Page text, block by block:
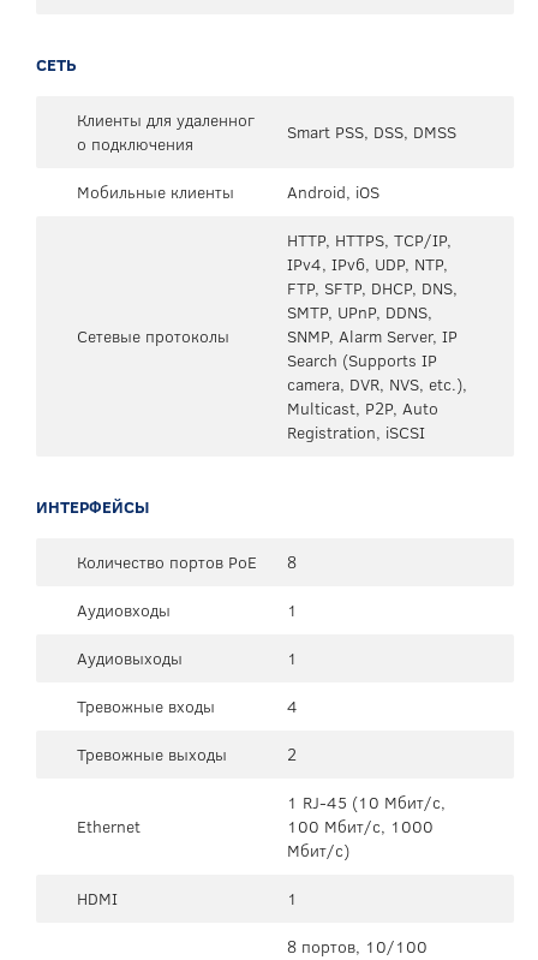
СЕТЬ
Клиенты для удаленног
о подключения
Smart PSS, DSS, DMSS
Мобильные клиенты Android, iOS
Сетевые протоколы
HTTP, HTTPS, TCP/IP,
IPv4, IPv6, UDP, NTP,
FTP, SFTP, DHCP, DNS,
SMTP, UPnP, DDNS,
SNMP, Alarm Server, IP
Search (Supports IP
camera, DVR, NVS, etc.),
Multicast, P2P, Auto
Registration, iSCSI
ИНТЕРФЕЙСЫ
Количество портов PoE
8
Аудиовходы
1
Аудиовыходы
1
Тревожные входы
4
Тревожные выходы
2
Ethernet
1 RJ-45 (10 Мбит/с,
100 Мбит/с, 1000
Мбит/с)
HDMI
1
8 портов, 10/100